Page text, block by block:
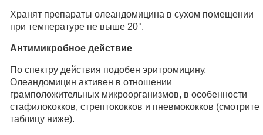
Хранят препараты олеандомицина в сухом помещении
при температуре не выше 20°.
Антимикробное действие
По спектру действия подобен эритромицину.
Олеандомицин активен в отношении
грамположительных микроорганизмов, в особенности
стафилококков, стрептококков и пневмококков (смотрите
таблицу ниже).